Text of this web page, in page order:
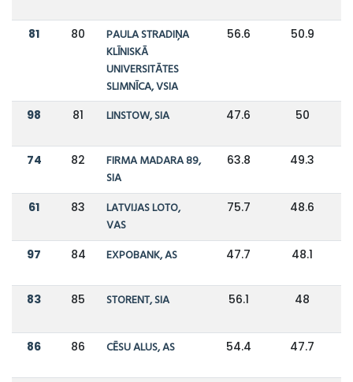
81 80
PAULA STRADIŅA
KLĪNISKĀ
UNIVERSITĀTES
SLIMNĪCA, VSIA
56.6 50.9
98 81 LINSTOW, SIA 47.6 50
74 82
FIRMA MADARA 89,
SIA
63.8 49.3
61 83
LATVIJAS LOTO,
VAS
75.7 48.6
97 84 EXPOBANK, AS 47.7 48.1
83 85 STORENT, SIA 56.1 48
86 86 CĒSU ALUS, AS 54.4 47.7